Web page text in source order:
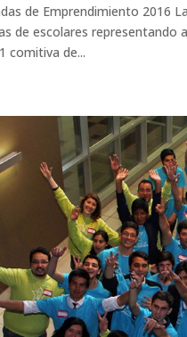
de Emprendimiento 2016
de escolares representando
comitiva de...